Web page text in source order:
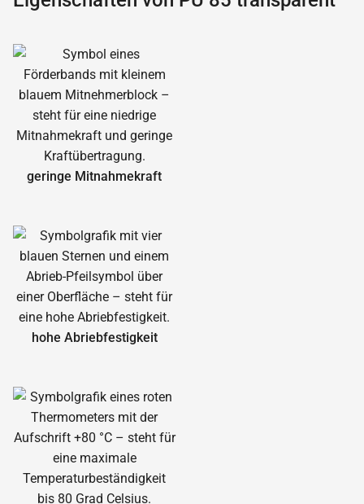
geringe Mitnahmekraft
hohe Abrieb­festigkeit